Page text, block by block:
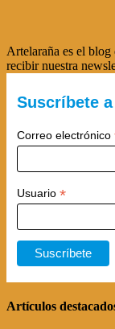
Artelaraña es el
recibir nuestra
Suscríbete a
Correo electrónico
Usuario *
Artículos